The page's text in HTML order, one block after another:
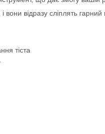
вони відразу сліплять
тіста